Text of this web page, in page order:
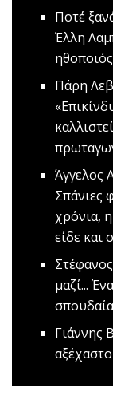
Ποτέ
Έλλη
ηθοποιός
Πάρη
Άγγελος
Σπάνιες
χρόνια,
είδε και
μαζί...
Γιάννης